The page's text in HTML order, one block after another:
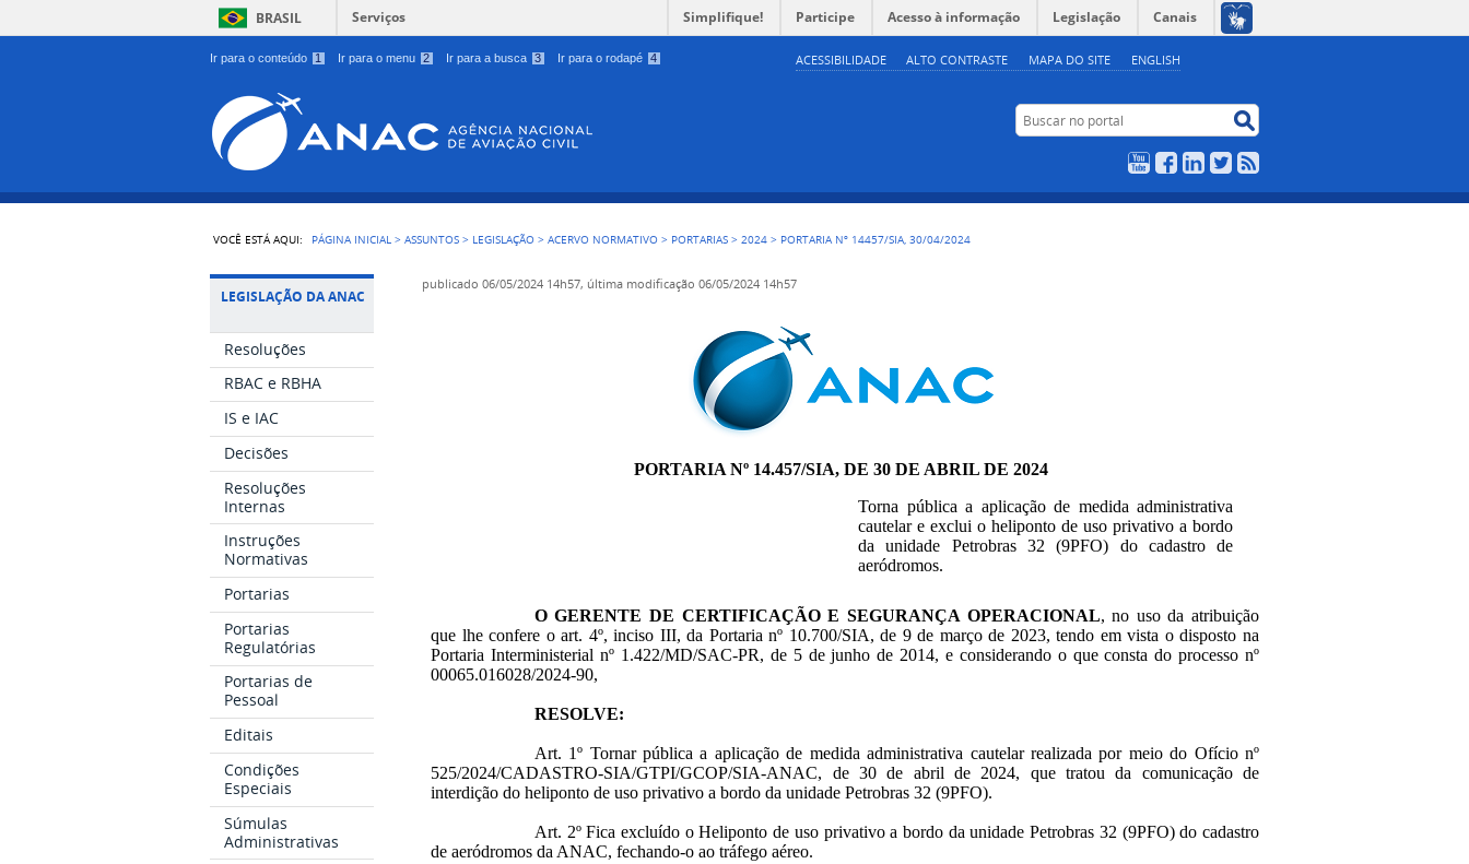
Ir para o conteúdo 1 Ir para o menu 2 Ir para a busca 3 Ir para o rodapé 4 ACESSIBILIDADE ALTO CONTRASTE MAPA DO SITE ENGLISH
BRASIL Serviços Simplifique! Participe Acesso à informação Legislação Canais
Buscar no portal
YouTubeFacebookLinkedIn
Twitter
VOCÊ ESTÁ AQUI: PÁGINA INICIAL >ASSUNTOS > LEGISLAÇÃO >ACERVO NORMATIVO > PORTARIAS >2024 > PORTARIA Nº 14457/SIA, 30/04/2024
LEGISLAÇÃO DA ANAC
Resoluções
RBAC e RBHA
IS e IAC
Decisões
Resoluções
Internas
Instruções
Normativas
Portarias
Portarias
Regulatórias
Portarias de
Pessoal
Editais
Condições
Especiais
Súmulas
Administrativas
publicado 06/05/2024 14h57, última modificação 06/05/2024 14h57
PORTARIA Nº 14.457/SIA, DE 30 DE ABRIL DE 2024
Torna pública a aplicação de medida administrativa
cautelar e exclui o heliponto de uso privativo a bordo
da unidade Petrobras 32 (9PFO) do cadastro de
aeródromos.
O GERENTE DE CERTIFICAÇÃO E SEGURANÇA OPERACIONAL, no uso da atribuição
que lhe confere o art. 4º, inciso III, da Portaria nº 10.700/SIA, de 9 de março de 2023, tendo em vista o disposto na
Portaria Interministerial nº 1.422/MD/SAC-PR, de 5 de junho de 2014, e considerando o que consta do processo nº
00065.016028/2024-90,
RESOLVE:
Art. 1º Tornar pública a aplicação de medida administrativa cautelar realizada por meio do Ofício nº
525/2024/CADASTRO-SIA/GTPI/GCOP/SIA-ANAC, de 30 de abril de 2024, que tratou da comunicação de
interdição do heliponto de uso privativo a bordo da unidade Petrobras 32 (9PFO).
Art. 2º Fica excluído o Heliponto de uso privativo a bordo da unidade Petrobras 32 (9PFO) do cadastro
de aeródromos da ANAC, fechando-o ao tráfego aéreo.